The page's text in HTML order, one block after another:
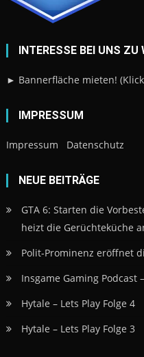
INTERESSE BEI UNS ZU
► Bannerfläche mieten!
IMPRESSUM
Impressum Datenschutz
NEUE BEITRÄGE
GTA 6: Starten die
heizt die Gerüchteküche
Polit-Prominenz eröffnet
Insgame Gaming Podcast
Hytale – Lets Play Folge 4
Hytale – Lets Play Folge 3